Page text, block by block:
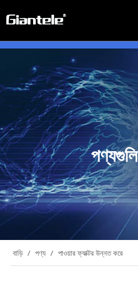
পণ্যগুলি
বাড়ি / পণ্য / পাওয়ার ফ্যাক্টর উন্নত করে